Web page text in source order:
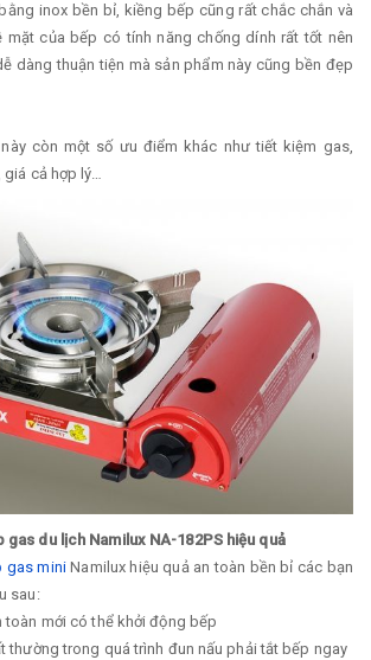
inox bền bỉ, kiềng bếp cũng rất chắc chắn và
mặt của bếp có tính năng chống dính rất tốt nên
dàng thuận tiện mà sản phẩm này cũng bền đẹp
còn một số ưu điểm khác như tiết kiệm gas,
giá cả hợp lý…
gas du lịch Namilux NA-182PS hiệu quả
gas miniNamilux hiệu quả an toàn bền bỉ các bạn
sau:
toàn mới có thể khởi động bếp
thường trong quá trình đun nấu phải tắt bếp ngay